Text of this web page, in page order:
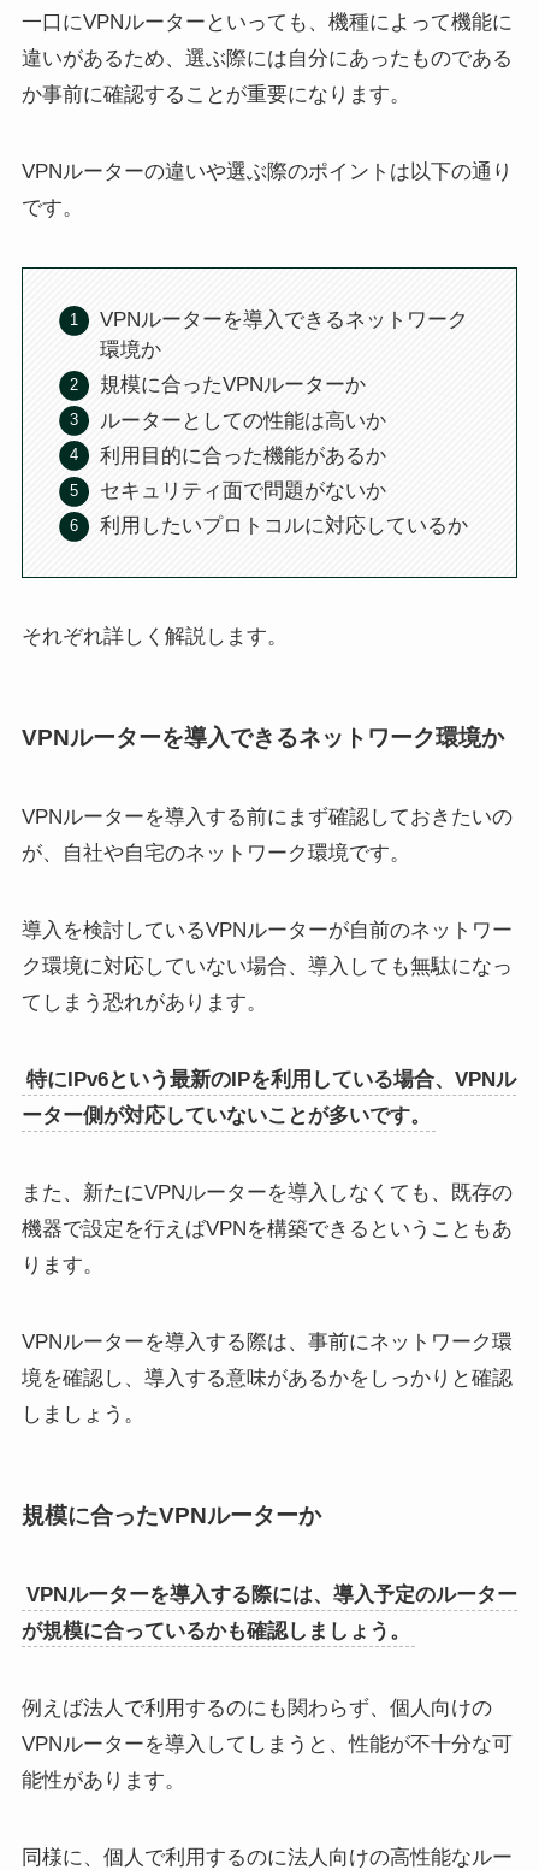
一口にVPNルーターといっても、機種によって機能に
違いがあるため、選ぶ際には自分にあったものである
か事前に確認することが重要になります。
VPNルーターの違いや選ぶ際のポイントは以下の通り
です。
VPNルーターを導入できるネットワーク
環境か
規模に合ったVPNルーターか
ルーターとしての性能は高いか
利用目的に合った機能があるか
セキュリティ面で問題がないか
利用したいプロトコルに対応しているか
それぞれ詳しく解説します。
VPNルーターを導入できるネットワーク環境か
VPNルーターを導入する前にまず確認しておきたいの
が、自社や自宅のネットワーク環境です。
導入を検討しているVPNルーターが自前のネットワー
ク環境に対応していない場合、導入しても無駄になっ
てしまう恐れがあります。
特にIPv6という最新のIPを利用している場合、VPNル
ーター側が対応していないことが多いです。
また、新たにVPNルーターを導入しなくても、既存の
機器で設定を行えばVPNを構築できるということもあ
ります。
VPNルーターを導入する際は、事前にネットワーク環
境を確認し、導入する意味があるかをしっかりと確認
しましょう。
規模に合ったVPNルーターか
VPNルーターを導入する際には、導入予定のルーター
が規模に合っているかも確認しましょう。
例えば法人で利用するのにも関わらず、個人向けの
VPNルーターを導入してしまうと、性能が不十分な可
能性があります。
同様に、個人で利用するのに法人向けの高性能なルー